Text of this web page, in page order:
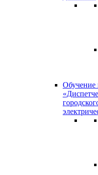
Обучение